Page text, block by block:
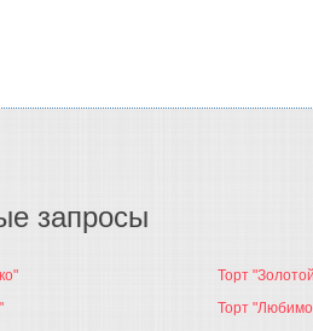
запросы
Торт
Торт